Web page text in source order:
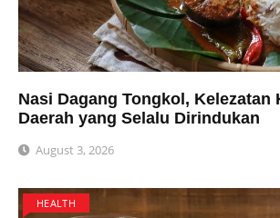
Nasi Dagang Tongkol, Kelezatan
Daerah yang Selalu Dirindukan
August 3, 2026
HEALTH